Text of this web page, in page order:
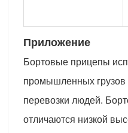
Приложение
Бортовые прицепы
промышленных грузов
перевозки людей.
отличаются низкой